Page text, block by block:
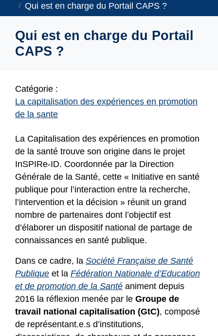
Qui est en charge du Portail CAPS ?
Qui est en charge du Portail
CAPS ?
Catégorie :
La capitalisation des expériences en promotion
de la sante
La Capitalisation des expériences en promotion
de la santé trouve son origine dans le projet
InSPIRe-ID. Coordonnée par la Direction
Générale de la Santé, cette « Initiative en santé
publique pour l’interaction entre la recherche,
l’intervention et la décision » réunit un grand
nombre de partenaires dont l’objectif est
d’élaborer un dispositif national de partage de
connaissances en santé publique.
Dans ce cadre, la Société Française de Santé
Publique et la Fédération Nationale d’Education
et de promotion de la Santé animent depuis
2016 la réflexion menée par le Groupe de
travail national capitalisation (GtC), composé
de représentant.e.s d’institutions,